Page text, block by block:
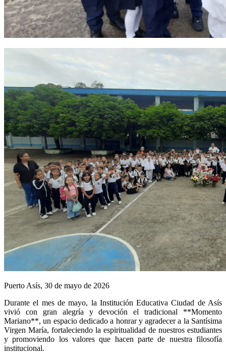
Puerto Asís, 30 de mayo de 2026
Durante el mes de mayo, la Institución Educativa Ciudad de Asís
vivió con gran alegría y devoción el tradicional **Momento
Mariano**, un espacio dedicado a honrar y agradecer a la Santísima
Virgen María, fortaleciendo la espiritualidad de nuestros estudiantes
y promoviendo los valores que hacen parte de nuestra filosofía
institucional.